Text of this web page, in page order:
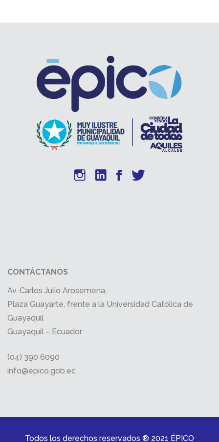
CONTÁCTANOS
Av. Carlos Julio Arosemena,
Plaza Guayarte, frente a la Universidad Católica de
Guayaquil
Guayaquil – Ecuador
(04) 390 6090
info@epico.gob.ec
Todos los derechos reservados ® 2021 ÉPICO